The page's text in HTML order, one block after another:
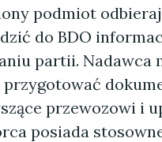
podmiot
do BDO
partii. Nadawca
przewozowi i
posiada